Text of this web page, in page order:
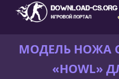
МОДЕЛЬ НОЖА
«HOWL»